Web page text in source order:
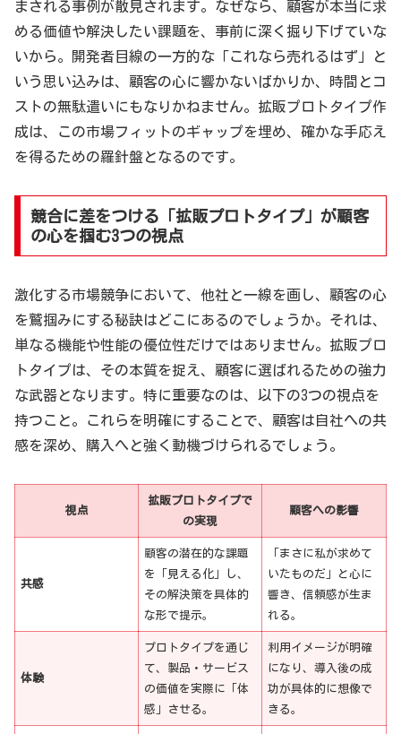
まされる事例が散見されます。なぜなら、顧客が本当に求
める価値や解決したい課題を、事前に深く掘り下げていな
いから。開発者目線の一方的な「これなら売れるはず」と
いう思い込みは、顧客の心に響かないばかりか、時間とコ
ストの無駄遣いにもなりかねません。拡販プロトタイプ作
成は、この市場フィットのギャップを埋め、確かな手応え
を得るための羅針盤となるのです。
競合に差をつける「拡販プロトタイプ」が顧客
の心を掴む3つの視点
激化する市場競争において、他社と一線を画し、顧客の心
を鷲掴みにする秘訣はどこにあるのでしょうか。それは、
単なる機能や性能の優位性だけではありません。拡販プロ
トタイプは、その本質を捉え、顧客に選ばれるための強力
な武器となります。特に重要なのは、以下の3つの視点を
持つこと。これらを明確にすることで、顧客は自社への共
感を深め、購入へと強く動機づけられるでしょう。
視点
拡販プロトタイプで
の実現
顧客への影響
共感
顧客の潜在的な課題
を「見える化」し、
その解決策を具体的
な形で提示。
「まさに私が求めて
いたものだ」と心に
響き、信頼感が生ま
れる。
体験
プロトタイプを通じ
て、製品・サービス
の価値を実際に「体
感」させる。
利用イメージが明確
になり、導入後の成
功が具体的に想像で
きる。